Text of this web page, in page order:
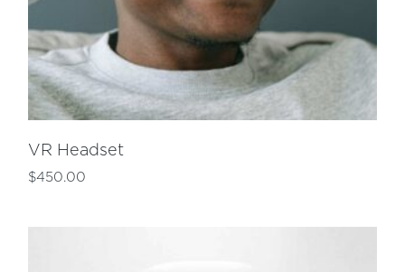
VR Headset
$450.00